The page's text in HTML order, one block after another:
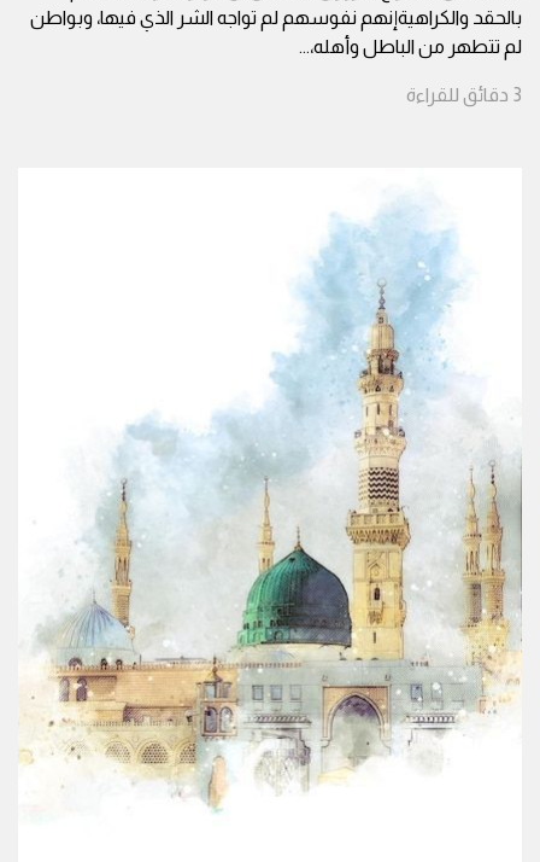
بالحقد والكراهيةإنهم نفوسهم لم تواجه الشر الذي فيها، وبواطن
لم تتطهر من الباطل وأهله،...
3 دقائق للقراءة